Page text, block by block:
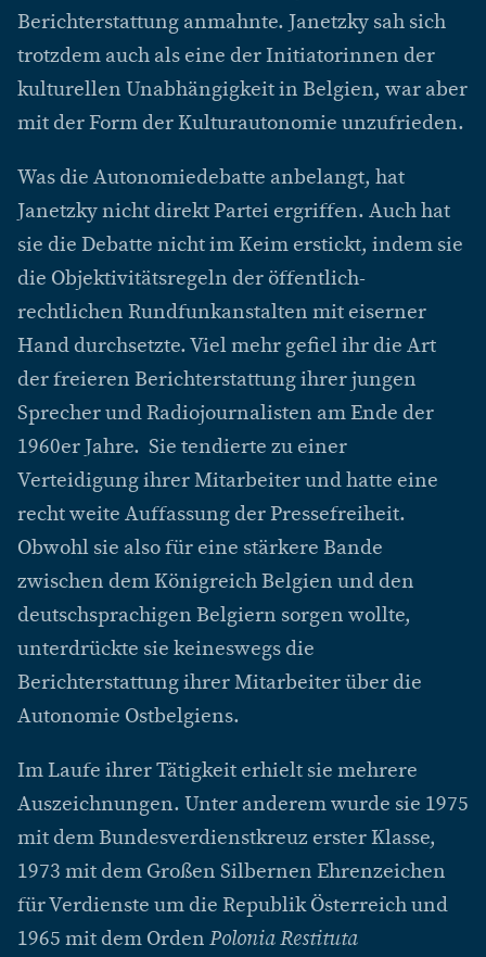
Berichterstattung anmahnte. Janetzky sah sich
trotzdem auch als eine der Initiatorinnen der
kulturellen Unabhängigkeit in Belgien, war aber
mit der Form der Kulturautonomie unzufrieden.
Was die Autonomiedebatte anbelangt, hat
Janetzky nicht direkt Partei ergriffen. Auch hat
sie die Debatte nicht im Keim erstickt, indem sie
die Objektivitätsregeln der öffentlich-
rechtlichen Rundfunkanstalten mit eiserner
Hand durchsetzte. Viel mehr gefiel ihr die Art
der freieren Berichterstattung ihrer jungen
Sprecher und Radiojournalisten am Ende der
1960er Jahre. Sie tendierte zu einer
Verteidigung ihrer Mitarbeiter und hatte eine
recht weite Auffassung der Pressefreiheit.
Obwohl sie also für eine stärkere Bande
zwischen dem Königreich Belgien und den
deutschsprachigen Belgiern sorgen wollte,
unterdrückte sie keineswegs die
Berichterstattung ihrer Mitarbeiter über die
Autonomie Ostbelgiens.
Im Laufe ihrer Tätigkeit erhielt sie mehrere
Auszeichnungen. Unter anderem wurde sie 1975
mit dem Bundesverdienstkreuz erster Klasse,
1973 mit dem Großen Silbernen Ehrenzeichen
für Verdienste um die Republik Österreich und
1965 mit dem Orden Polonia Restituta